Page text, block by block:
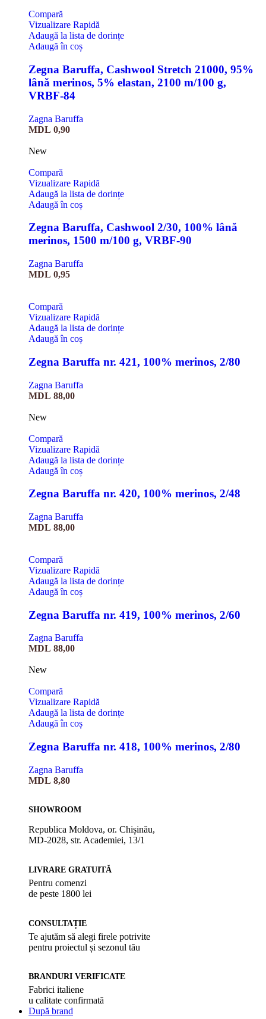
Compară
Vizualizare Rapidă
Adaugă la lista de dorințe
Adaugă în coș
Zegna Baruffa, Cashwool Stretch 21000, 95%
lână merinos, 5% elastan, 2100 m/100 g,
VRBF-84
Zagna Baruffa
MDL 0,90
New
Compară
Vizualizare Rapidă
Adaugă la lista de dorințe
Adaugă în coș
Zegna Baruffa, Cashwool 2/30, 100% lână
merinos, 1500 m/100 g, VRBF-90
Zagna Baruffa
MDL 0,95
Compară
Vizualizare Rapidă
Adaugă la lista de dorințe
Adaugă în coș
Zegna Baruffa nr. 421, 100% merinos, 2/80
Zagna Baruffa
MDL 88,00
New
Compară
Vizualizare Rapidă
Adaugă la lista de dorințe
Adaugă în coș
Zegna Baruffa nr. 420, 100% merinos, 2/48
Zagna Baruffa
MDL 88,00
Compară
Vizualizare Rapidă
Adaugă la lista de dorințe
Adaugă în coș
Zegna Baruffa nr. 419, 100% merinos, 2/60
Zagna Baruffa
MDL 88,00
New
Compară
Vizualizare Rapidă
Adaugă la lista de dorințe
Adaugă în coș
Zegna Baruffa nr. 418, 100% merinos, 2/80
Zagna Baruffa
MDL 8,80
SHOWROOM
Republica Moldova, or. Chișinău,
MD-2028, str. Academiei, 13/1
LIVRARE GRATUITĂ
Pentru comenzi
de peste 1800 lei
CONSULTAȚIE
Te ajutăm să alegi firele potrivite
pentru proiectul și sezonul tău
BRANDURI VERIFICATE
Fabrici italiene
u calitate confirmată
După brand